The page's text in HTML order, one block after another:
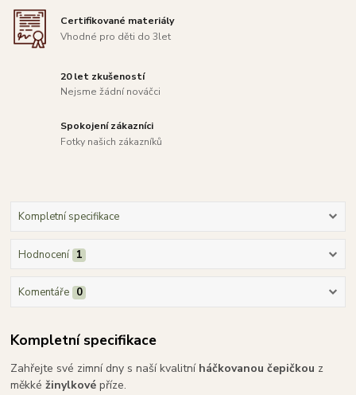
Certifikované materiály
Vhodné pro děti do 3let
20 let zkušeností
Nejsme žádní nováčci
Spokojení zákazníci
Fotky našich zákazníků
Kompletní specifikace
Hodnocení 1
Komentáře 0
Kompletní specifikace
Zahřejte své zimní dny s naší kvalitní háčkovanou čepičkou z
měkké žinylkové příze.